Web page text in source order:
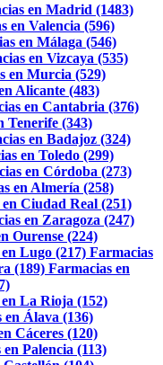
en Madrid (1483)
en Valencia (596)
en Málaga (546)
en Vizcaya (535)
en Murcia (529)
Alicante (483)
en Cantabria (376)
Tenerife (343)
en Badajoz (324)
en Toledo (299)
en Córdoba (273)
en Almería (258)
Ciudad Real (251)
en Zaragoza (247)
Ourense (224)
Lugo (217) Farmacias
(189) Farmacias en
La Rioja (152)
en Álava (136)
Cáceres (120)
Palencia (113)